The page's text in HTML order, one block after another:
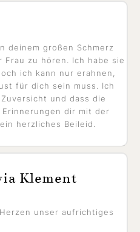
deinem großen Schmerz
Frau zu hören. Ich habe sie
ich kann nur erahnen,
für dich sein muss. Ich
und dass die
Erinnerungen dir mit der
herzliches Beileid.
Klement
unser aufrichtiges